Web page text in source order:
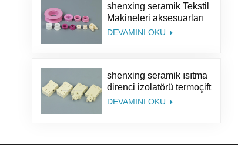
shenxing seramik Tekstil
Makineleri aksesuarları
%95 seramik parça
DEVAMINI OKU
shenxing seramik ısıtma
direnci izolatörü termoçift
seramik steatit seramik
DEVAMINI OKU